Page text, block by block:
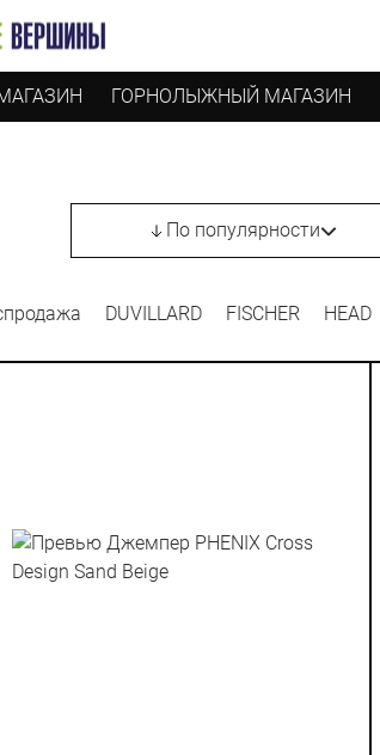
ГОРНОЛЫЖНЫЙ МАГАЗИН
По популярности
DUVILLARD FISCHER HEAD